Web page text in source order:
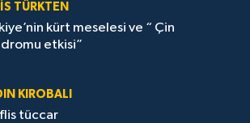
TÜRKTEN
kürt meselesi ve “ Çin
etkisi”
KIROBALI
tüccar